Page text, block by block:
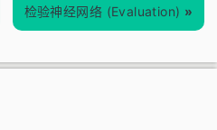
检验神经网络 (Evaluation) »